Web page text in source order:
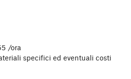
/ora
specifici ed eventuali costi